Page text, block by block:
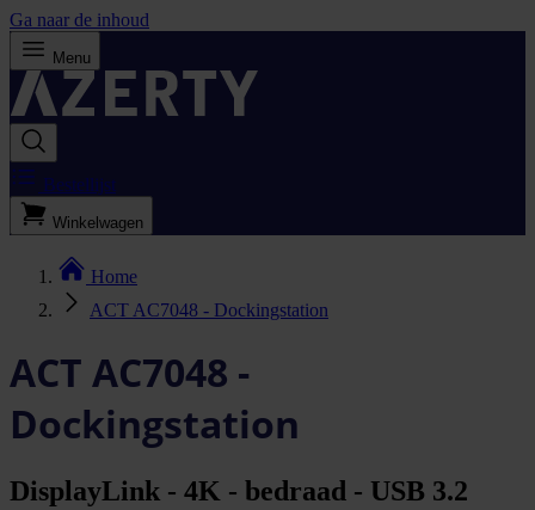
Ga naar de inhoud
Menu
Bestellijst
Winkelwagen
Home
ACT AC7048 - Dockingstation
ACT AC7048 -
Dockingstation
DisplayLink - 4K - bedraad - USB 3.2